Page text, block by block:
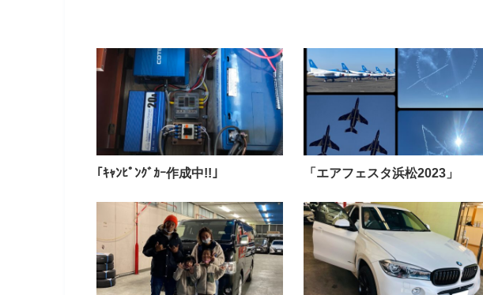
｢ｷｬﾝﾋﾟﾝｸﾞｶｰ作成中!!｣ 「エアフェスタ浜松2023」